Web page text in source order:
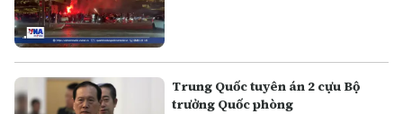
Trung Quốc tuyên án 2 cựu Bộ
trưởng Quốc phòng